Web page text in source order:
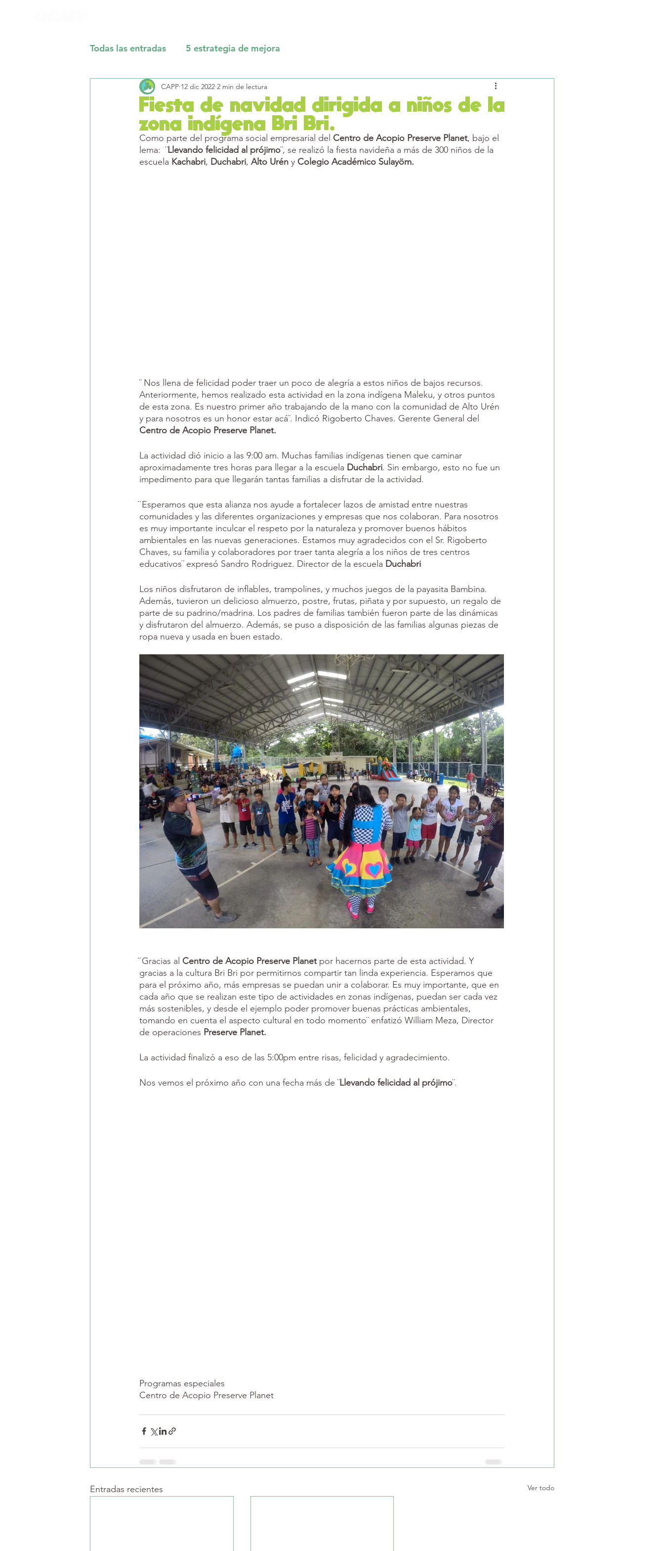
Todas las entradas 5 estrategia de mejora
Fiesta de navidad dirigida a niños de la
zona indígena Bri Bri.
CAPP 12 dic 2022 2 min de lectura
Como parte del programa social empresarial del Centro de Acopio Preserve Planet, bajo el
lema:  ¨Llevando felicidad al prójimo¨, se realizó la fiesta navideña a más de 300 niños de la
escuela Kachabri, Duchabri, Alto Urén y Colegio Académico Sulayöm.
¨ Nos llena de felicidad poder traer un poco de alegría a estos niños de bajos recursos.
Anteriormente, hemos realizado esta actividad en la zona indígena Maleku, y otros puntos
de esta zona. Es nuestro primer año trabajando de la mano con la comunidad de Alto Urén
y para nosotros es un honor estar acá¨. Indicó Rigoberto Chaves. Gerente General del
Centro de Acopio Preserve Planet.
La actividad dió inicio a las 9:00 am. Muchas familias indígenas tienen que caminar
aproximadamente tres horas para llegar a la escuela Duchabri. Sin embargo, esto no fue un
impedimento para que llegarán tantas familias a disfrutar de la actividad.
̈ Esperamos que esta alianza nos ayude a fortalecer lazos de amistad entre nuestras
comunidades y las diferentes organizaciones y empresas que nos colaboran. Para nosotros
es muy importante inculcar el respeto por la naturaleza y promover buenos hábitos
ambientales en las nuevas generaciones. Estamos muy agradecidos con el Sr. Rigoberto
Chaves, su familia y colaboradores por traer tanta alegría a los niños de tres centros
educativos¨ expresó Sandro Rodriguez. Director de la escuela Duchabri
Los niños disfrutaron de inflables, trampolines, y muchos juegos de la payasita Bambina.
Además, tuvieron un delicioso almuerzo, postre, frutas, piñata y por supuesto, un regalo de
parte de su padrino/madrina. Los padres de familias también fueron parte de las dinámicas
y disfrutaron del almuerzo. Además, se puso a disposición de las familias algunas piezas de
ropa nueva y usada en buen estado.
̈ Gracias al Centro de Acopio Preserve Planet por hacernos parte de esta actividad. Y
gracias a la cultura Bri Bri por permitirnos compartir tan linda experiencia. Esperamos que
para el próximo año, más empresas se puedan unir a colaborar. Es muy importante, que en
cada año que se realizan este tipo de actividades en zonas indígenas, puedan ser cada vez
más sostenibles, y desde el ejemplo poder promover buenas prácticas ambientales,
tomando en cuenta el aspecto cultural en todo momento¨ enfatizó William Meza, Director
de operaciones Preserve Planet.
La actividad finalizó a eso de las 5:00pm entre risas, felicidad y agradecimiento.
Nos vemos el próximo año con una fecha más de ¨Llevando felicidad al prójimo¨.
Programas especiales
Centro de Acopio Preserve Planet
Entradas recientes Ver todo